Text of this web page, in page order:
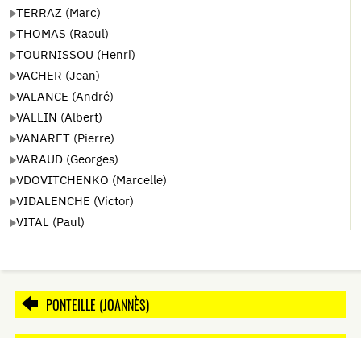
TERRAZ (Marc)
THOMAS (Raoul)
TOURNISSOU (Henri)
VACHER (Jean)
VALANCE (André)
VALLIN (Albert)
VANARET (Pierre)
VARAUD (Georges)
VDOVITCHENKO (Marcelle)
VIDALENCHE (Victor)
VITAL (Paul)
PONTEILLE (JOANNÈS)